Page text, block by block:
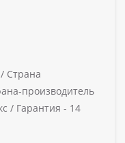
Страна
производитель
/ Гарантия - 14